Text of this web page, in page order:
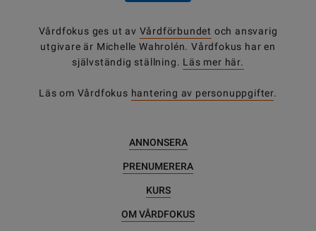
Vårdfokus ges ut av Vårdförbundet och ansvarig
utgivare är Michelle Wahrolén. Vårdfokus har en
självständig ställning. Läs mer här.
Läs om Vårdfokus hantering av personuppgifter.
ANNONSERA
PRENUMERERA
KURS
OM VÅRDFOKUS